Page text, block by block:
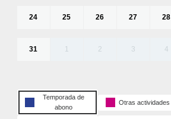
24 25 26 27 28
31 1 2 3 4
Temporada de
abono
Otras actividades